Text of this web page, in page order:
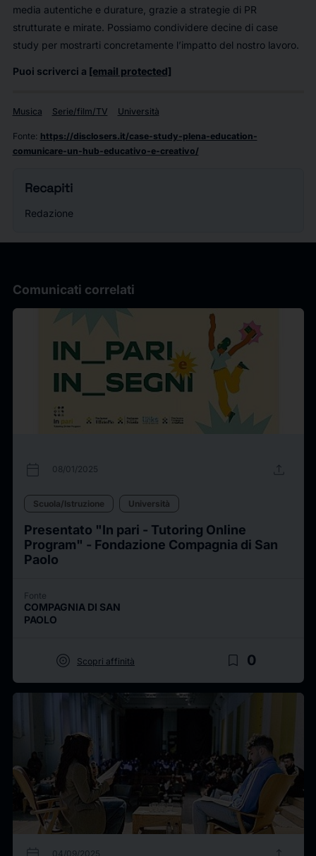
media autentiche e durature, grazie a strategie di PR
strutturate e mirate. Possiamo condividere decine di case
study per mostrarti concretamente l’impatto del nostro lavoro.
Puoi scriverci a [email protected]
Musica Serie/film/TV Università
Fonte: https://disclosers.it/case-study-plena-education-
comunicare-un-hub-educativo-e-creativo/
Recapiti
Redazione
Comunicati correlati
calendar_today 08/01/2025 upload
Scuola/Istruzione Università
Presentato "In pari - Tutoring Online
Program" - Fondazione Compagnia di San
Paolo
Fonte
COMPAGNIA DI SAN
PAOLO
target Scopri affinità bookmark_border 0
04/09/2025